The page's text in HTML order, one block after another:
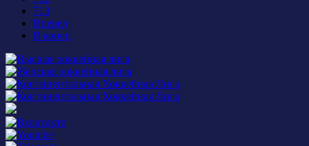
713
Вперед
В конец